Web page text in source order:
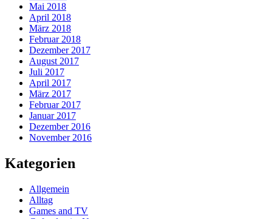
Mai 2018
April 2018
März 2018
Februar 2018
Dezember 2017
August 2017
Juli 2017
April 2017
März 2017
Februar 2017
Januar 2017
Dezember 2016
November 2016
Kategorien
Allgemein
Alltag
Games and TV